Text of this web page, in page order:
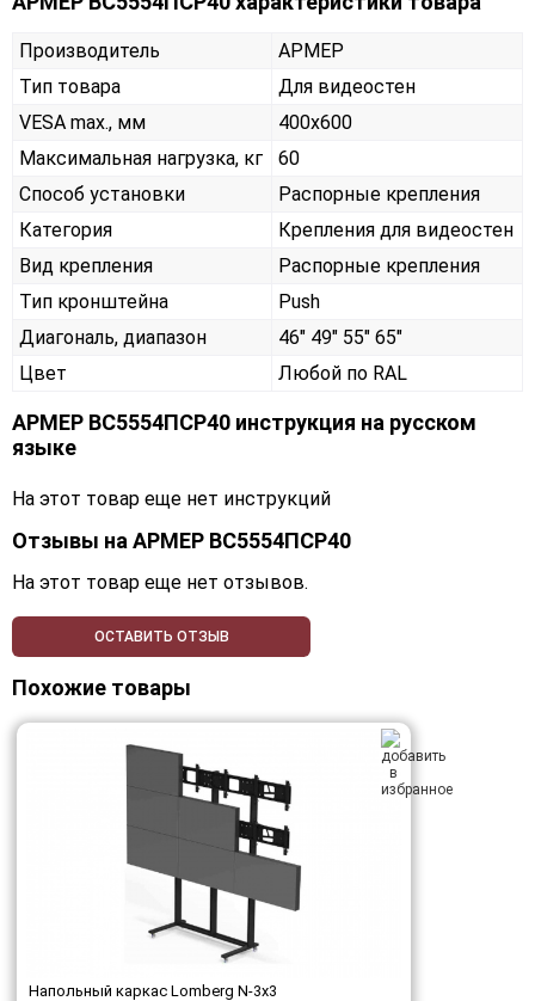
Производитель
АРМЕР
Тип товара
Для видеостен
VESA max., мм
400х600
Максимальная нагрузка, кг
60
Способ установки
Распорные крепления
Категория
Крепления для видеостен
Вид крепления
Распорные крепления
Тип кронштейна
Push
Диагональ, диапазон
46" 49" 55" 65"
Цвет
Любой по RAL
АРМЕР ВС5554ПСР40 инструкция на русском
языке
На этот товар еще нет инструкций
Отзывы на АРМЕР ВС5554ПСР40
На этот товар еще нет отзывов.
ОСТАВИТЬ ОТЗЫВ
Похожие товары
Напольный каркас Lomberg N-3х3